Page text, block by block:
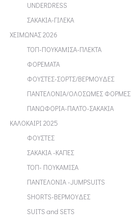
UNDERDRESS
ΣΑΚΑΚΙΑ-ΓΙΛΕΚΑ
ΧΕΙΜΩΝΑΣ 2026
ΤΟΠ-ΠΟΥΚΑΜΙΣΑ-ΠΛΕΚΤΑ
ΦΟΡΕΜΑΤΑ
ΦΟΥΣΤΕΣ-ΣΟΡΤΣ/ΒΕΡΜΟΥΔΕΣ
ΠΑΝΤΕΛΟΝΙΑ/ΟΛΟΣΩΜΕΣ ΦΟΡΜΕΣ
ΠΑΝΩΦΟΡΙΑ-ΠΑΛΤΟ-ΣΑΚΑΚΙΑ
ΚΑΛΟΚΑΙΡΙ 2025
ΦΟΥΣΤΕΣ
ΣΑΚΑΚΙΑ -ΚΑΠΕΣ
ΤΟΠ- ΠΟΥΚΑΜΙΣΑ
ΠΑΝΤΕΛΟΝΙΑ -JUMPSUITS
SHORTS-ΒΕΡΜΟΥΔΕΣ
SUITS and SETS